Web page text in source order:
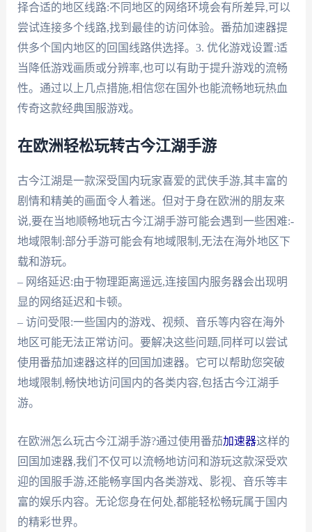
择合适的地区线路:不同地区的网络环境会有所差异,可以
尝试连接多个线路,找到最佳的访问体验。番茄加速器提
供多个国内地区的回国线路供选择。3. 优化游戏设置:适
当降低游戏画质或分辨率,也可以有助于提升游戏的流畅
性。通过以上几点措施,相信您在国外也能流畅地玩热血
传奇这款经典国服游戏。
在欧洲轻松玩转古今江湖手游
古今江湖是一款深受国内玩家喜爱的武侠手游,其丰富的
剧情和精美的画面令人着迷。但对于身在欧洲的朋友来
说,要在当地顺畅地玩古今江湖手游可能会遇到一些困难:-
地域限制:部分手游可能会有地域限制,无法在海外地区下
载和游玩。
– 网络延迟:由于物理距离遥远,连接国内服务器会出现明
显的网络延迟和卡顿。
– 访问受限:一些国内的游戏、视频、音乐等内容在海外
地区可能无法正常访问。要解决这些问题,同样可以尝试
使用番茄加速器这样的回国加速器。它可以帮助您突破
地域限制,畅快地访问国内的各类内容,包括古今江湖手
游。
在欧洲怎么玩古今江湖手游?通过使用番茄加速器这样的
回国加速器,我们不仅可以流畅地访问和游玩这款深受欢
迎的国服手游,还能畅享国内各类游戏、影视、音乐等丰
富的娱乐内容。无论您身在何处,都能轻松畅玩属于国内
的精彩世界。